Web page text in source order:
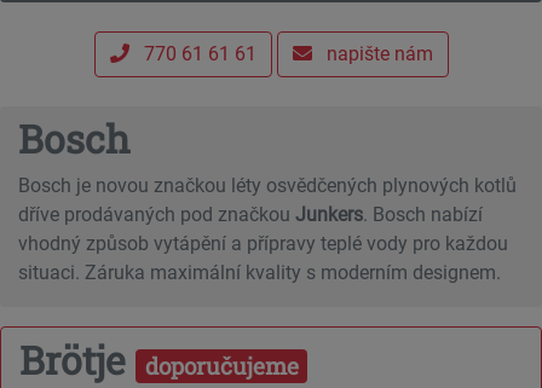
770 61 61 61 napište nám
Bosch
Bosch je novou značkou léty osvědčených plynových kotlů
dříve prodávaných pod značkou Junkers. Bosch nabízí
vhodný způsob vytápění a přípravy teplé vody pro každou
situaci. Záruka maximální kvality s moderním designem.
Brötje doporučujeme